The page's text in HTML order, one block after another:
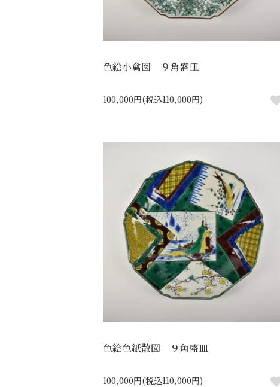
色絵小禽図 ９角盛皿
100,000円(税込110,000円)
色絵色紙散図 ９角盛皿
100,000円(税込110,000円)